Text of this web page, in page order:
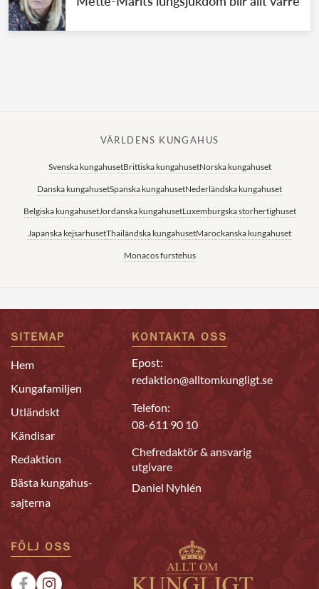
VÄRLDENS KUNGAHUS
Svenska kungahusetBrittiska kungahusetNorska kungahuset
Danska kungahusetSpanska kungahusetNederländska kungahuset
Belgiska kungahusetJordanska kungahusetLuxemburgska storhertighuset
Japanska kejsarhusetThailändska kungahusetMarockanska kungahuset
Monacos furstehus
SITEMAP
Hem
Kungafamiljen
Utländskt
Kändisar
Redaktion
Bästa kungahus-
sajterna
KONTAKTA OSS
Epost:
redaktion@alltomkungligt.se
Telefon:
08-611 90 10
Chefredaktör & ansvarig
utgivare
Daniel Nyhlén
FÖLJ OSS